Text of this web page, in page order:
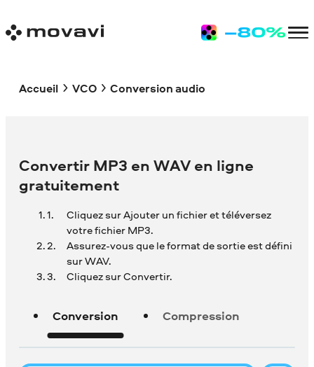
Accueil VCO Conversion audio
Convertir MP3 en WAV en ligne
gratuitement
Cliquez sur Ajouter un fichier et téléversez
votre fichier MP3.
Assurez-vous que le format de sortie est défini
sur WAV.
Cliquez sur Convertir.
Conversion Compression